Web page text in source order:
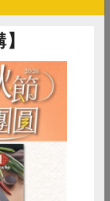
幼嫩的海
，保留原始
酸鹽